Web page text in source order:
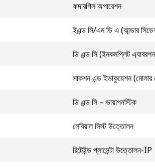
ফদারগিল অপারেশন
ইএন্ড সি/এম ডি এ (আন্ডার
ডি এন্ড সি (ইনকমপ্লিট
সাকশন এন্ড ইভাকুয়েশন (মোলার
ডি এন্ড সি – ডায়াগনস্টিক
লেবিয়াল সিস্ট উত্তোলন
রিটেইন্ড প্লাসেন্টা উত্তোলন-IP